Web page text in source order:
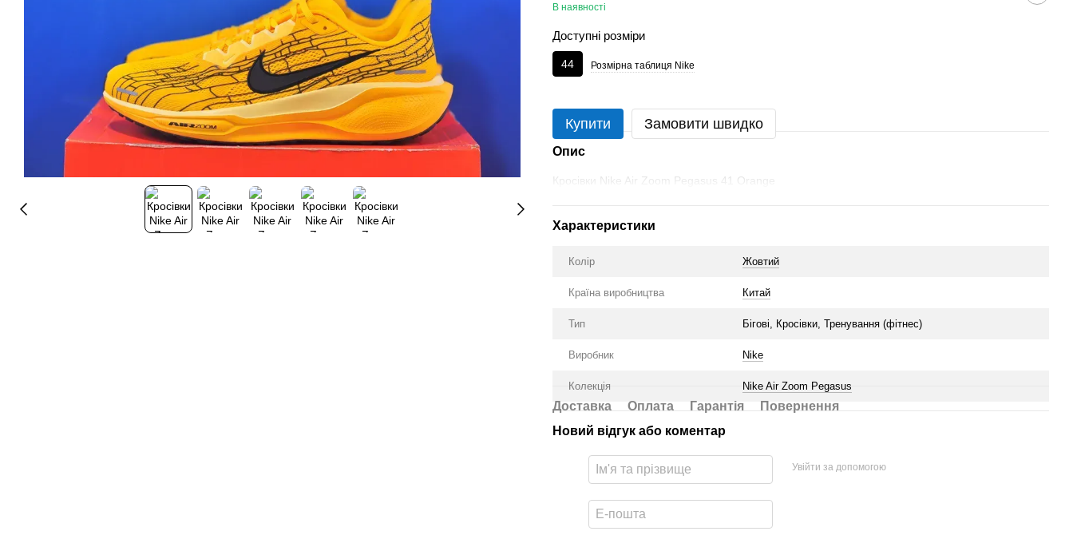
В наявності
Доступні розміри
44 Розмірна таблиця Nike
Купити Замовити швидко
Опис
Кросівки Nike Air Zoom Pegasus 41 Orange
Характеристики
Колір Жовтий
Країна виробництва Китай
Тип Бігові, Кросівки, Тренування (фітнес)
Виробник Nike
Колекція Nike Air Zoom Pegasus
Доставка Оплата Гарантія
Повернення
Новий відгук або коментар
Увійти за допомогою